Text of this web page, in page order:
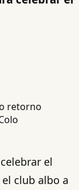
el
club albo a